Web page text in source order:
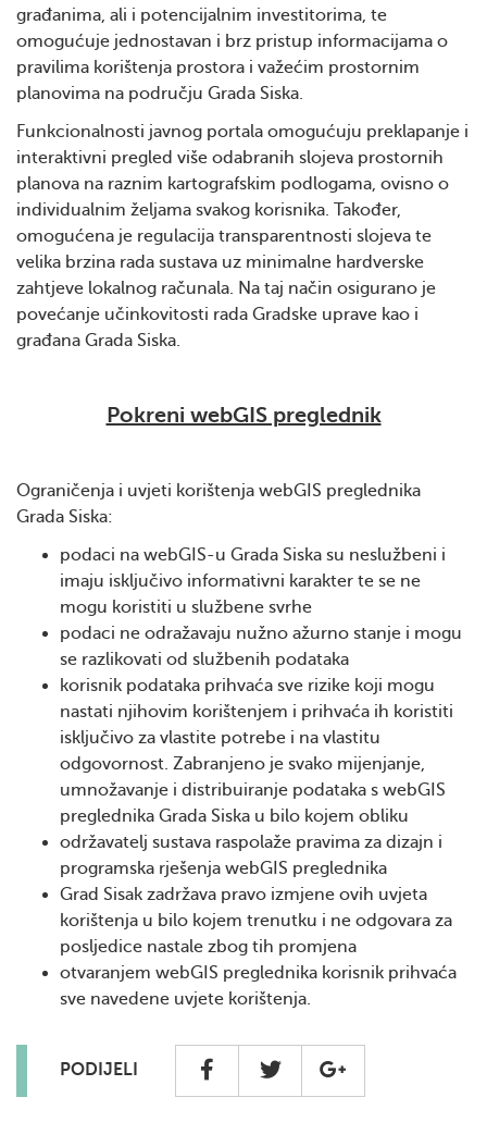
građanima, ali i potencijalnim investitorima, te
omogućuje jednostavan i brz pristup informacijama o
pravilima korištenja prostora i važećim prostornim
planovima na području Grada Siska.
Funkcionalnosti javnog portala omogućuju preklapanje i
interaktivni pregled više odabranih slojeva prostornih
planova na raznim kartografskim podlogama, ovisno o
individualnim željama svakog korisnika. Također,
omogućena je regulacija transparentnosti slojeva te
velika brzina rada sustava uz minimalne hardverske
zahtjeve lokalnog računala. Na taj način osigurano je
povećanje učinkovitosti rada Gradske uprave kao i
građana Grada Siska.
Pokreni webGIS preglednik
Ograničenja i uvjeti korištenja webGIS preglednika
Grada Siska:
podaci na webGIS-u Grada Siska su neslužbeni i
imaju isključivo informativni karakter te se ne
mogu koristiti u službene svrhe
podaci ne odražavaju nužno ažurno stanje i mogu
se razlikovati od službenih podataka
korisnik podataka prihvaća sve rizike koji mogu
nastati njihovim korištenjem i prihvaća ih koristiti
isključivo za vlastite potrebe i na vlastitu
odgovornost. Zabranjeno je svako mijenjanje,
umnožavanje i distribuiranje podataka s webGIS
preglednika Grada Siska u bilo kojem obliku
održavatelj sustava raspolaže pravima za dizajn i
programska rješenja webGIS preglednika
Grad Sisak zadržava pravo izmjene ovih uvjeta
korištenja u bilo kojem trenutku i ne odgovara za
posljedice nastale zbog tih promjena
otvaranjem webGIS preglednika korisnik prihvaća
sve navedene uvjete korištenja.
PODIJELI